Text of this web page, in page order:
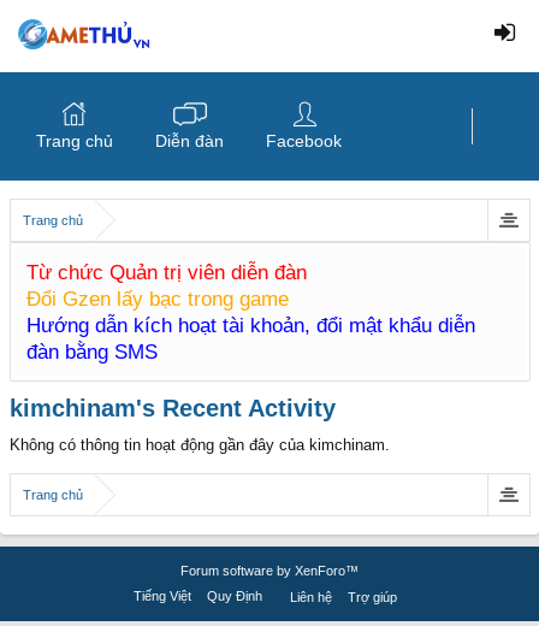
Trang chủ
Từ chức Quản trị viên diễn đàn
Đổi Gzen lấy bạc trong game
Hướng dẫn kích hoạt tài khoản, đổi mật khẩu diễn
đàn bằng SMS
kimchinam's Recent Activity
Không có thông tin hoạt động gần đây của kimchinam.
Trang chủ
Trang chủ Diễn đàn Facebook
Forum software by XenForo™
Tiếng Việt
Quy Định Liên hệ Trợ giúp